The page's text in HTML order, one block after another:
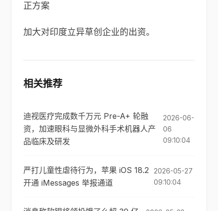
正方案
加大对印度立异草创企业的出资。
相关推荐
迪视医疗完成数千万元 Pre-A+ 轮融
资，加速眼科与显微外科手术机器人产
品临床及研发
2026-06-
06
09:10:04
严打儿童性虐待行为，苹果 iOS 18.2
开通 iMessages 举报通道
2026-05-27
09:10:04